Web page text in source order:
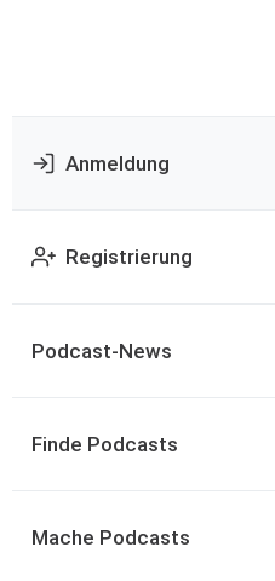
Anmeldung
Registrierung
Podcast-News
Finde Podcasts
Mache Podcasts